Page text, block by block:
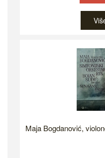
Maja Bogdanović,